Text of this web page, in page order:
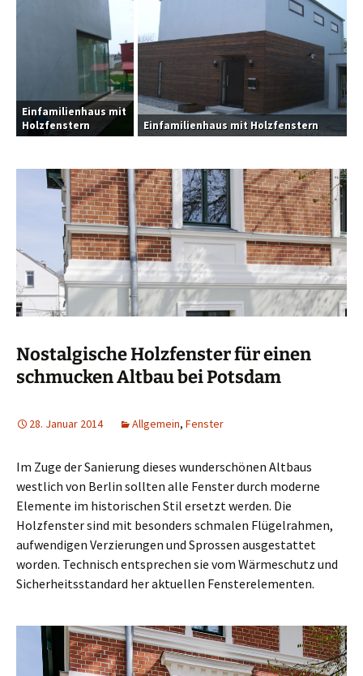
Einfamilienhaus mit
Holzfenstern
Einfamilienhaus mit Holzfenstern
Nostalgische Holzfenster für einen
schmucken Altbau bei Potsdam
28. Januar 2014 Allgemein, Fenster
Im Zuge der Sanierung dieses wunderschönen Altbaus
westlich von Berlin sollten alle Fenster durch moderne
Elemente im historischen Stil ersetzt werden. Die
Holzfenster sind mit besonders schmalen Flügelrahmen,
aufwendigen Verzierungen und Sprossen ausgestattet
worden. Technisch entsprechen sie vom Wärmeschutz und
Sicherheitsstandard her aktuellen Fensterelementen.